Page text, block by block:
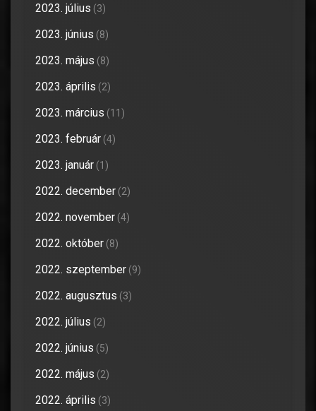
2023. július (3)
2023. június (8)
2023. május (8)
2023. április (2)
2023. március (11)
2023. február (4)
2023. január (1)
2022. december (2)
2022. november (4)
2022. október (8)
2022. szeptember (9)
2022. augusztus (3)
2022. július (2)
2022. június (5)
2022. május (2)
2022. április (3)